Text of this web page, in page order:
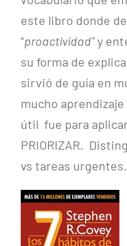
este libro donde
“proactividad”y
su forma de
sirvió de guía en
mucho
útil fue para
PRIORIZAR.
vs tareas